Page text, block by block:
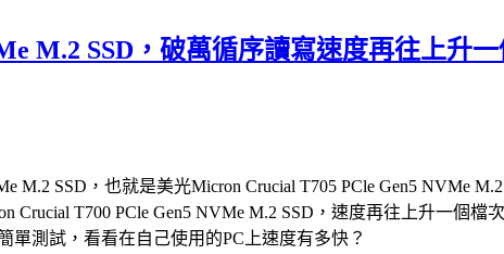
M.2 SSD，破萬循序讀寫速度再往上升
SSD，也就是美光Micron Crucial T705 PCle Gen5 NVMe
Crucial T700 PCle Gen5 NVMe M.2 SSD，速度再往上升一個
單測試，看看在自己使用的PC上速度有多快？